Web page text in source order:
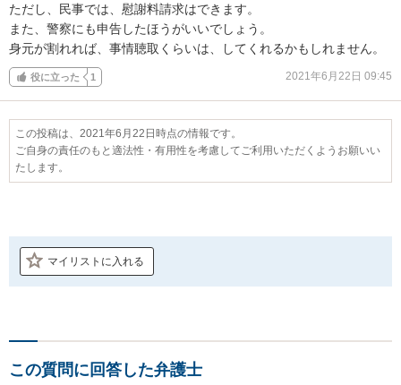
ただし、民事では、慰謝料請求はできます。
また、警察にも申告したほうがいいでしょう。
身元が割れれば、事情聴取くらいは、してくれるかもしれません。
役に立った 1 2021年6月22日 09:45
この投稿は、2021年6月22日時点の情報です。
ご自身の責任のもと適法性・有用性を考慮してご利用いただくようお願いい
たします。
マイリストに入れる
この質問に回答した弁護士